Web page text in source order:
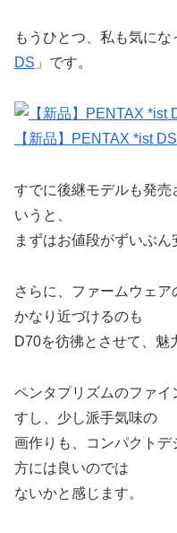
もうひとつ、私も気にな
DS 」です。
【新品】PENTAX *ist
すでに後継モデルも発売
いうと、
まずはお値段がずいぶん
さらに、ファームウェ
かなり近づけるのも
D70を彷彿とさせて、魅
ペンタプリズムのファイ
すし、少し派手気味の
画作りも、コンパクトデ
方には良いのでは
ないかと感じます。